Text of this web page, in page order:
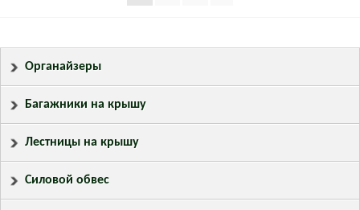
Органайзеры
Багажники на крышу
Лестницы на крышу
Силовой обвес